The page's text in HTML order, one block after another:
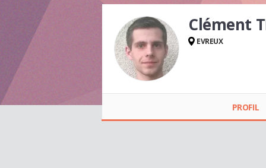
Clément THUREAU
Clément
EVREUX
PROFIL